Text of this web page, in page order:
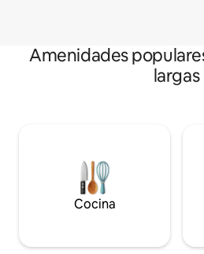
Amenidades
largas
Cocina